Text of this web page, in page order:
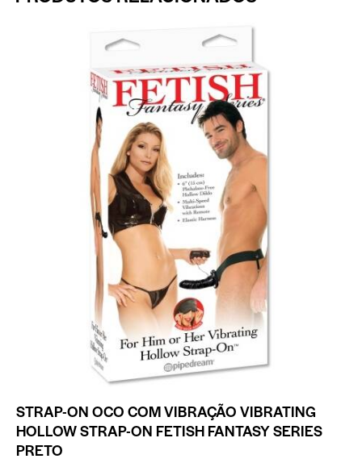
STRAP-ON OCO COM VIBRAÇÃO VIBRATING
HOLLOW STRAP-ON FETISH FANTASY SERIES
PRETO